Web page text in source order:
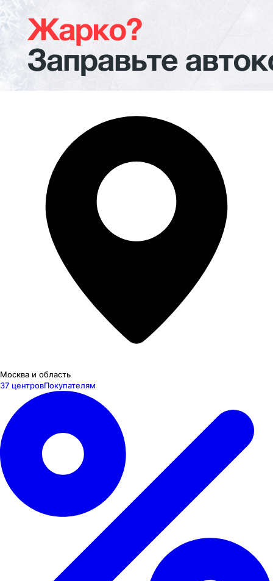
Москва и область
37 центровПокупателям